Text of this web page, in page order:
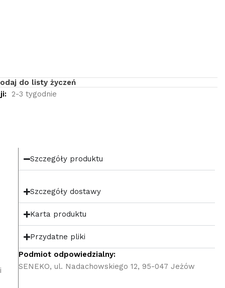
do listy życzeń
2-3 tygodnie
Szczegóły produktu
Szczegóły dostawy
Karta produktu
Przydatne pliki
Podmiot odpowiedzialny:
SENEKO, ul. Nadachowskiego 12, 95-047 Jeżów